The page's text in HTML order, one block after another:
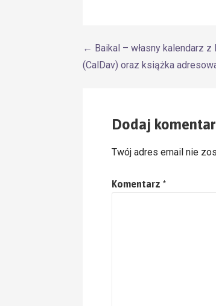
Nawigacja
← Baikal – własny kalendarz z
(CalDav) oraz książka
Dodaj
Twój adres email nie
Komentarz*